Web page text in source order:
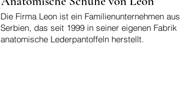
Die Firma Leon ist ein Familienunternehmen aus
Serbien, das seit 1999 in seiner eigenen Fabrik
anatomische Lederpantoffeln herstellt.